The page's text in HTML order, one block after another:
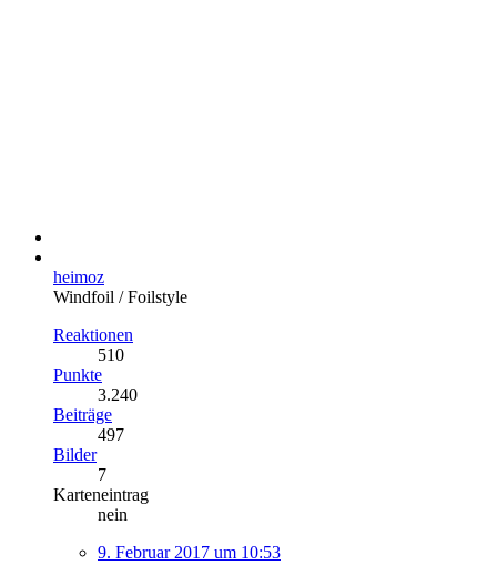
heimoz
Windfoil / Foilstyle
Reaktionen
510
Punkte
3.240
Beiträge
497
Bilder
7
Karteneintrag
nein
9. Februar 2017 um 10:53